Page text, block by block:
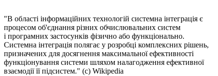
"В області інформаційних технологій системна інтеграція є
процесом об'єднання різних обчислювальних систем
і програмних застосунків фізично або функціонально.
Системна інтеграція полягає у розробці комплексних рішень,
призначених для досягнення максимальної ефективності
функціонування системи шляхом налагодження ефективної
взаємодії її підсистем." (с) Wikipedia